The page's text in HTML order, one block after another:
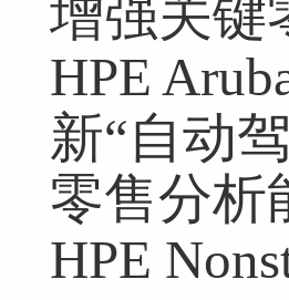
增强关键
HPE
新“自动
零售分析
HPE